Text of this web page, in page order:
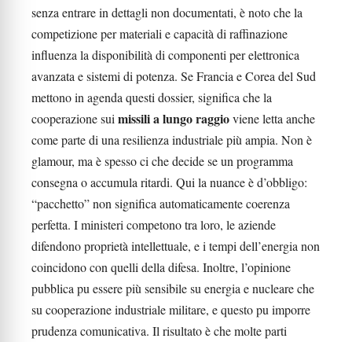
senza entrare in dettagli non documentati, è noto che la
competizione per materiali e capacità di raffinazione
influenza la disponibilità di componenti per elettronica
avanzata e sistemi di potenza. Se Francia e Corea del Sud
mettono in agenda questi dossier, significa che la
cooperazione sui missili a lungo raggioviene letta anche
come parte di una resilienza industriale più ampia. Non è
glamour, ma è spesso ci che decide se un programma
consegna o accumula ritardi. Qui la nuance è d’obbligo:
“pacchetto” non significa automaticamente coerenza
perfetta. I ministeri competono tra loro, le aziende
difendono proprietà intellettuale, e i tempi dell’energia non
coincidono con quelli della difesa. Inoltre, l’opinione
pubblica pu essere più sensibile su energia e nucleare che
su cooperazione industriale militare, e questo pu imporre
prudenza comunicativa. Il risultato è che molte parti